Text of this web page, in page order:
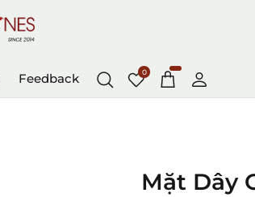
Feedback 0
Mặt Dây